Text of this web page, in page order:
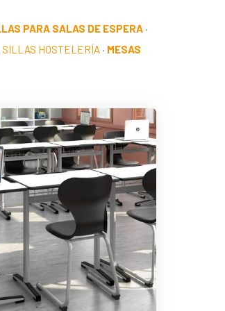
PARA SALAS DE ESPERA·
SILLAS HOSTELERÍA · MESAS